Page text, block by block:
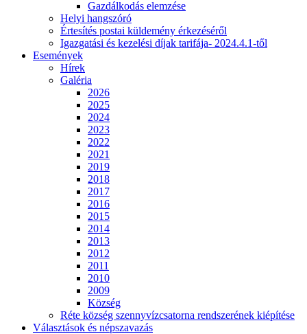
Gazdálkodás elemzése
Helyi hangszóró
Értesítés postai küldemény érkezéséről
Igazgatási és kezelési díjak tarifája- 2024.4.1-től
Események
Hírek
Galéria
2026
2025
2024
2023
2022
2021
2019
2018
2017
2016
2015
2014
2013
2012
2011
2010
2009
Község
Réte község szennyvízcsatorna rendszerének kiépítése
Választások és népszavazás